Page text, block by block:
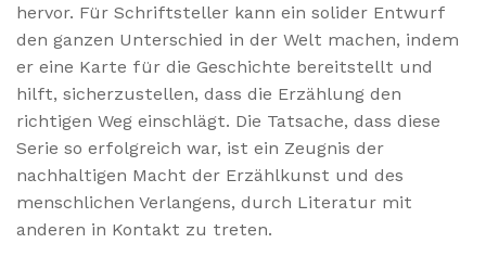
hervor. Für Schriftsteller kann ein solider Entwurf
den ganzen Unterschied in der Welt machen, indem
er eine Karte für die Geschichte bereitstellt und
hilft, sicherzustellen, dass die Erzählung den
richtigen Weg einschlägt. Die Tatsache, dass diese
Serie so erfolgreich war, ist ein Zeugnis der
nachhaltigen Macht der Erzählkunst und des
menschlichen Verlangens, durch Literatur mit
anderen in Kontakt zu treten.